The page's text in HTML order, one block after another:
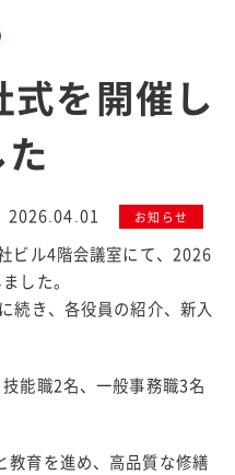
を開催し
2026.04.01 お知らせ
ビル4階会議室にて、2026
した。
続き、各役員の紹介、新入
能職2名、一般事務職3名
教育を進め、高品質な修繕